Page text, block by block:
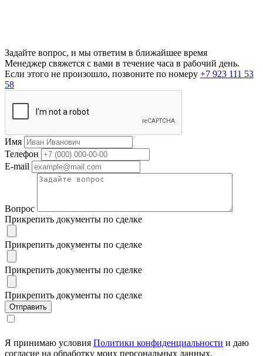
Задайте вопрос, и мы ответим в ближайшее время
Менеджер свяжется с вами в течение часа в рабочий день.
Если этого не произошло, позвоните по номеру +7 923 111 53
58
Имя
Телефон
E-mail
Вопрос
Прикрепить документы по сделке
Прикрепить документы по сделке
Прикрепить документы по сделке
Прикрепить документы по сделке
Я принимаю условия Политики конфиденциальности и даю
согласие на обработку моих персональных данных.